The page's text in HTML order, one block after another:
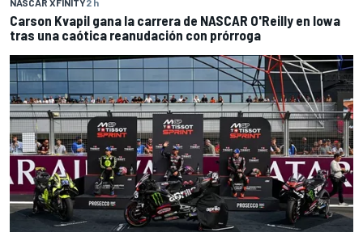
Carson Kvapil gana la carrera de NASCAR O'Reilly en Iowa
tras una caótica reanudación con prórroga